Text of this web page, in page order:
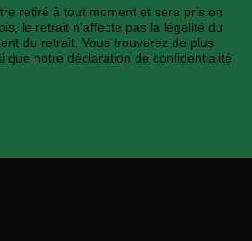
retiré à tout moment et sera pris en
le retrait n'affecte pas la légalité du
du retrait. Vous trouverez de plus
que notre déclaration de confidentialité